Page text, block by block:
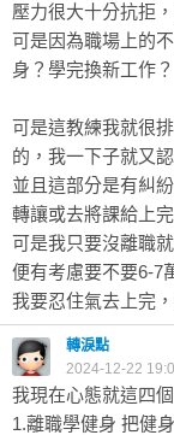
壓力很大十分抗拒
可是因為職場上的
身？學完換新工作？
可是這教練我就很
的，我一下子就又
並且這部分是有糾
轉讓或去將課給上
可是我只要沒離職
便有考慮要不要6-7
我要忍住氣去上完
轉淚點
2024-12-22
我現在心態就這四個
1.離職學健身 把健